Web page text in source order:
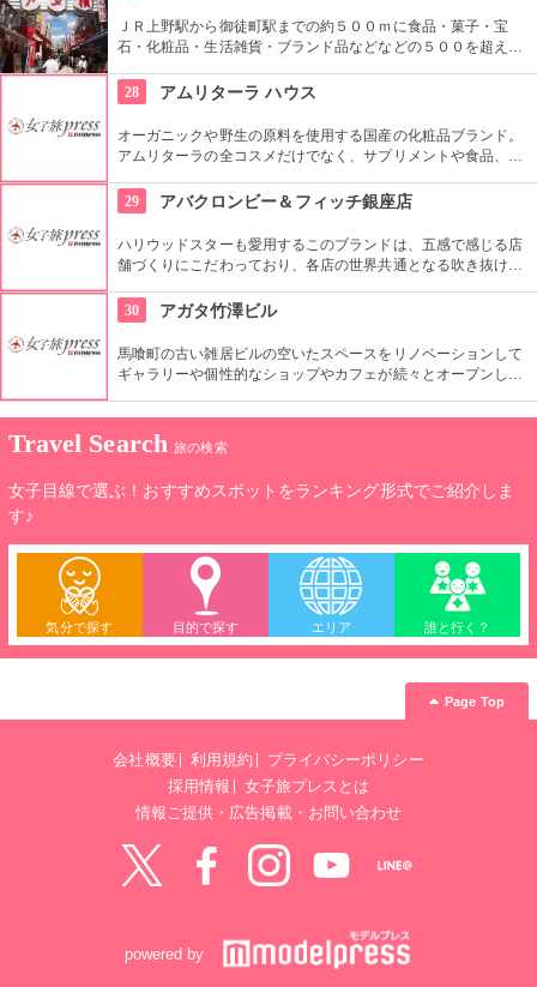
ＪＲ上野駅から御徒町駅までの約５００ｍに食品・菓子・宝
石・化粧品・生活雑貨・ブランド品などなどの５００を超える
叩き売りがある。
28 アムリターラ ハウス
オーガニックや野生の原料を使用する国産の化粧品ブランド。
アムリターラの全コスメだけでなく、サプリメントや食品、雑
っている。
29 アバクロンビー＆フィッチ銀座店
ハリウッドスターも愛用するこのブランドは、五感で感じる店
舗づくりにこだわっており、各店の世界共通となる吹き抜けの
壁面を描き刺激的でエネルギッシュな店舗空間を演出してい
る。
30 アガタ竹澤ビル
馬喰町の古い雑居ビルの空いたスペースをリノベーションして
ギャラリーや個性的なショップやカフェが続々とオープンした
注目を浴びるアートビルとなっている。
Travel Search 旅の検索
女子目線で選ぶ！おすすめスポットをランキング形式でご紹介しま
す♪
気分で探す 目的で探す エリア 誰と行く？
Page Top
会社概要 利用規約
プライバシーポリシー
採用情報
女子旅プレスとは
情報ご提供・広告掲載・お問い合わせ
powered by